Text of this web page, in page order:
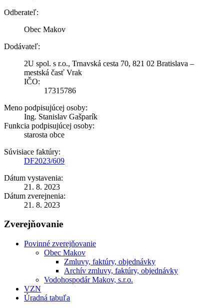
Odberateľ:
Obec Makov
Dodávateľ:
2U spol. s r.o., Trnavská cesta 70, 821 02 Bratislava –
mestská časť Vrak
IČO:
17315786
Meno podpisujúcej osoby:
Ing. Stanislav Gašparík
Funkcia podpisujúcej osoby:
starosta obce
Súvisiace faktúry:
DF2023/609
Dátum vystavenia:
21. 8. 2023
Dátum zverejnenia:
21. 8. 2023
Zverejňovanie
Povinné zverejňovanie
Obec Makov
Zmluvy, faktúry, objednávky
Archív zmluvy, faktúry, objednávky
Vodohospodár Makov, s.r.o.
VZN
Úradná tabuľa